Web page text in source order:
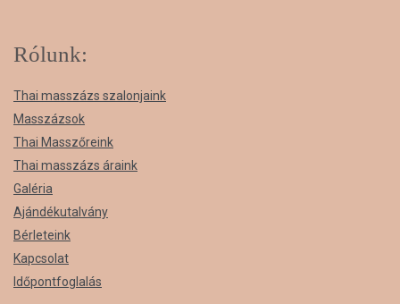
Rólunk:
Thai masszázs szalonjaink
Masszázsok
Thai Masszőreink
Thai masszázs áraink
Galéria
Ajándékutalvány
Bérleteink
Kapcsolat
Időpontfoglalás